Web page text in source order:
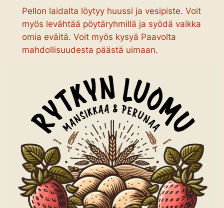
Pellon laidalta löytyy huussi ja vesipiste. Voit
myös levähtää pöytäryhmillä ja syödä vaikka
omia eväitä. Voit myös kysyä Paavolta
mahdollisuudesta päästä uimaan.